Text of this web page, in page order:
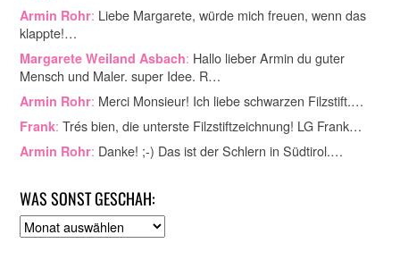
Armin Rohr: Liebe Margarete, würde mich freuen, wenn das
klappte!…
Margarete Weiland Asbach: Hallo lieber Armin du guter
Mensch und Maler. super Idee. R…
Armin Rohr: Merci Monsieur! Ich liebe schwarzen Filzstift.…
Frank: Trés bien, die unterste Filzstiftzeichnung! LG Frank…
Armin Rohr: Danke! ;-) Das ist der Schlern in Südtirol.…
WAS SONST GESCHAH:
A